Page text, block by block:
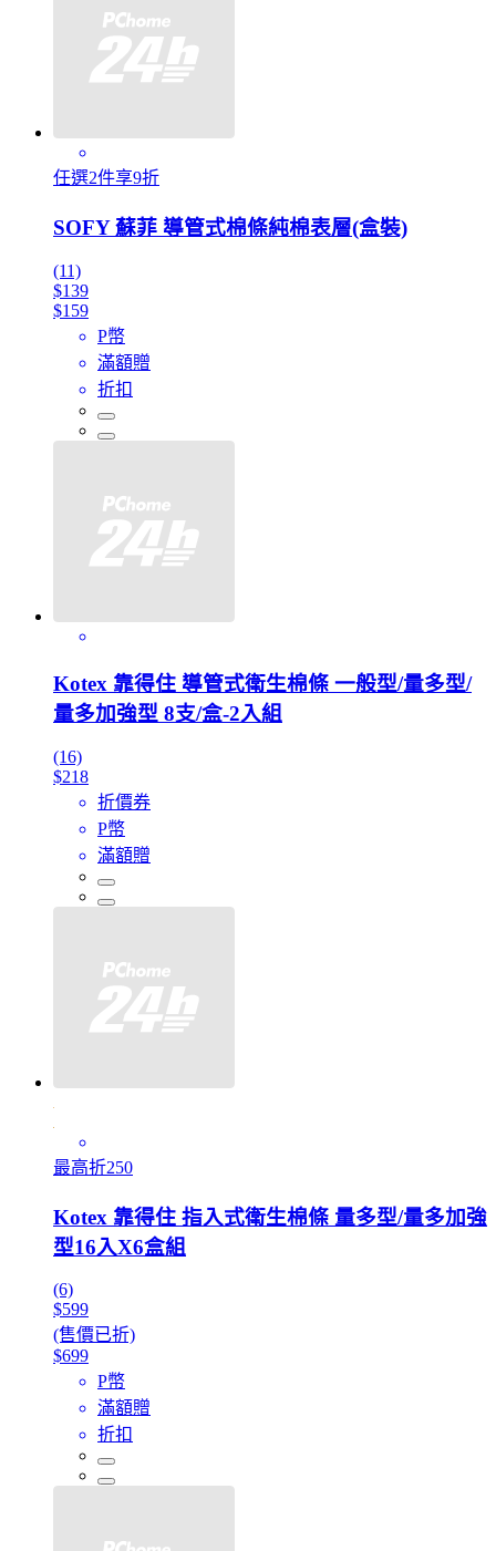
任選2件享9折
SOFY 蘇菲 導管式棉條純棉表層(盒裝)
(11)
$139
$159
P幣
滿額贈
折扣
Kotex 靠得住 導管式衛生棉條 一般型/量多型/
量多加強型 8支/盒-2入組
(16)
$218
折價券
P幣
滿額贈
最高折250
Kotex 靠得住 指入式衛生棉條 量多型/量多加強
型16入X6盒組
(6)
$599
(售價已折)
$699
P幣
滿額贈
折扣